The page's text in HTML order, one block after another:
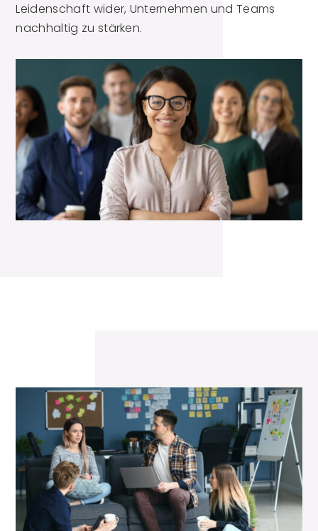
Leidenschaft wider, Unternehmen und Teams
nachhaltig zu stärken.